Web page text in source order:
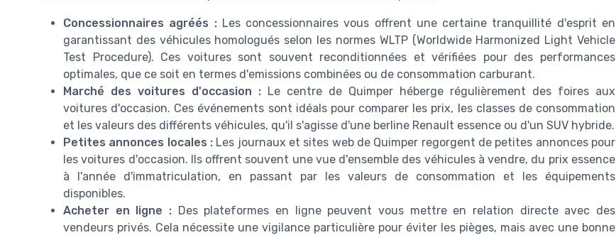
Concessionnaires agréés :Les concessionnaires vous offrent une certaine tranquillité d'esprit en
garantissant des véhicules homologués selon les normes WLTP (Worldwide Harmonized Light Vehicle
Test Procedure). Ces voitures sont souvent reconditionnées et vérifiées pour des performances
optimales, que ce soit en termes d'emissions combinées ou de consommation carburant.
Marché des voitures d'occasion : Le centre de Quimper héberge régulièrement des foires aux
voitures d'occasion. Ces événements sont idéals pour comparer les prix, les classes de consommation
et les valeurs des différents véhicules, qu'il s'agisse d'une berline Renault essence ou d'un SUV hybride.
Petites annonces locales : Les journaux et sites web de Quimper regorgent de petites annonces pour
les voitures d'occasion. Ils offrent souvent une vue d'ensemble des véhicules à vendre, du prix essence
à l'année d'immatriculation, en passant par les valeurs de consommation et les équipements
disponibles.
Acheter en ligne : Des plateformes en ligne peuvent vous mettre en relation directe avec des
vendeurs privés. Cela nécessite une vigilance particulière pour éviter les pièges, mais avec une bonne